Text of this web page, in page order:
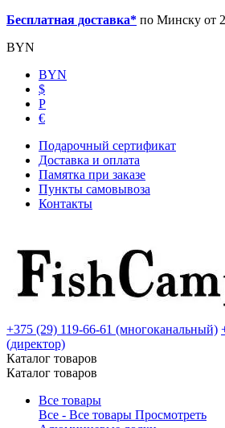
Бесплатная доставка* по Минску от
BYN
BYN
$
Р
€
Подарочный сертификат
Доставка и оплата
Памятка при заказе
Пункты самовывоза
Контакты
+375 (29) 119-66-61 (многоканальный)
(директор)
Каталог товаров
Каталог товаров
Все товары
Все - Все товары Просмотреть